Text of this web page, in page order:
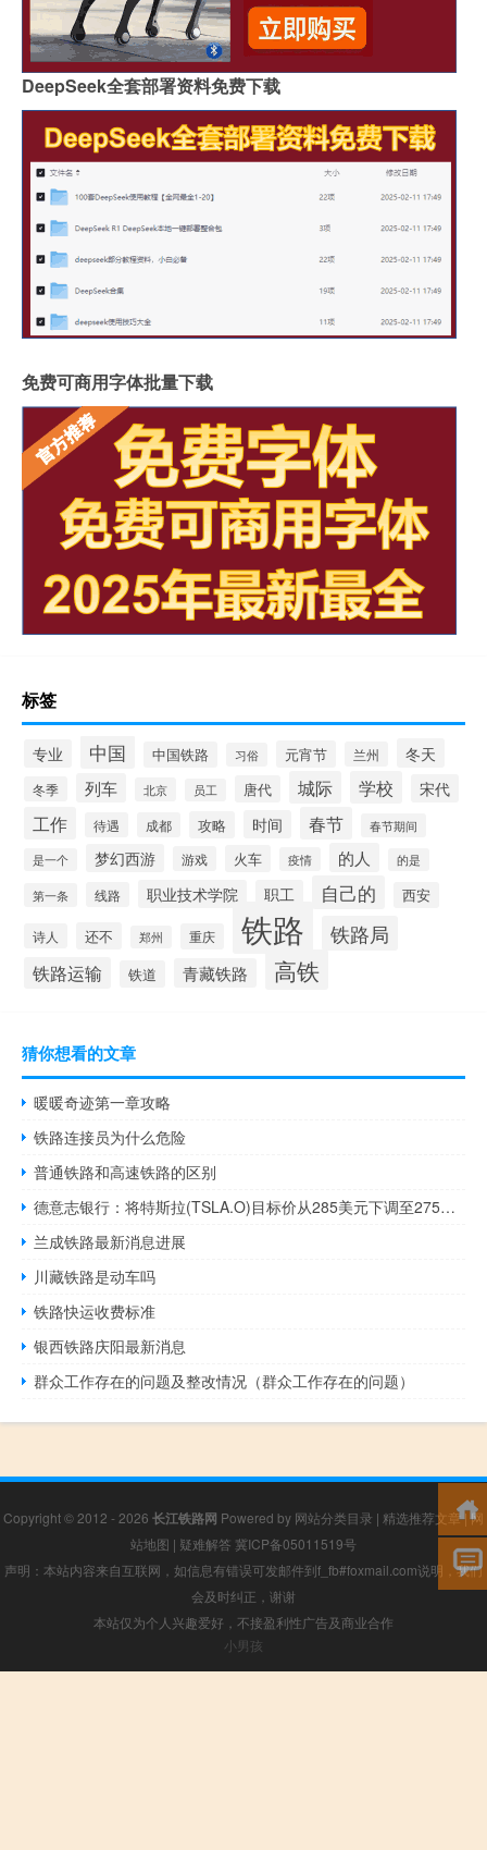
DeepSeek全套部署资料免费下载
免费可商用字体批量下载
标签
专业 中国 中国铁路 习俗 元宵节 兰州 冬天
冬季 列车 北京 员工 唐代 城际 学校 宋代
工作 待遇 成都 攻略 时间 春节 春节期间
是一个 梦幻西游 游戏 火车 疫情 的人 的是
第一条 线路 职业技术学院 职工 自己的 西安
诗人 还不 郑州 重庆 铁路 铁路局
铁路运输 铁道 青藏铁路 高铁
猜你想看的文章
暖暖奇迹第一章攻略
铁路连接员为什么危险
普通铁路和高速铁路的区别
德意志银行：将特斯拉(TSLA.O)目标价从285美元下调至275美元
兰成铁路最新消息进展
川藏铁路是动车吗
铁路快运收费标准
银西铁路庆阳最新消息
群众工作存在的问题及整改情况（群众工作存在的问题）
Copyright © 2012 - 2026 长江铁路网 Powered by 网站分类目录 | 精选推荐文章|网
站地图 | 疑难解答 冀ICP备05011519号
声明：本站内容来自互联网，如信息有错误可发邮件到f_fb#foxmail.com说明，我们
会及时纠正，谢谢
本站仅为个人兴趣爱好，不接盈利性广告及商业合作
小男孩